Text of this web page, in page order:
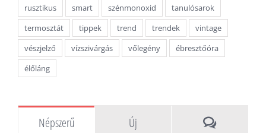
rusztikus
smart szénmonoxid
tanulósarok
termosztát
tippek trend trendek
vintage
vészjelző
vízszivárgás vőlegény
ébresztőóra
élőláng
Népszerű Új